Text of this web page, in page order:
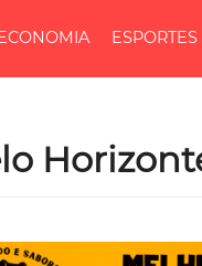
ESPORTES